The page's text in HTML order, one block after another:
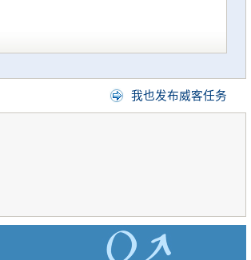
我也发布威客任务